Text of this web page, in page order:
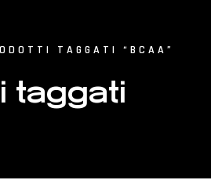
TAGGATI “BCAA”
taggati